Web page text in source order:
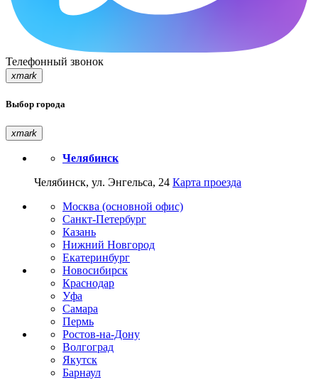
Телефонный звонок
xmark
Выбор города
xmark
Челябинск
Челябинск, ул. Энгельса, 24 Карта проезда
Москва (основной офис)
Санкт-Петербург
Казань
Нижний Новгород
Екатеринбург
Новосибирск
Краснодар
Уфа
Самара
Пермь
Ростов-на-Дону
Волгоград
Якутск
Барнаул